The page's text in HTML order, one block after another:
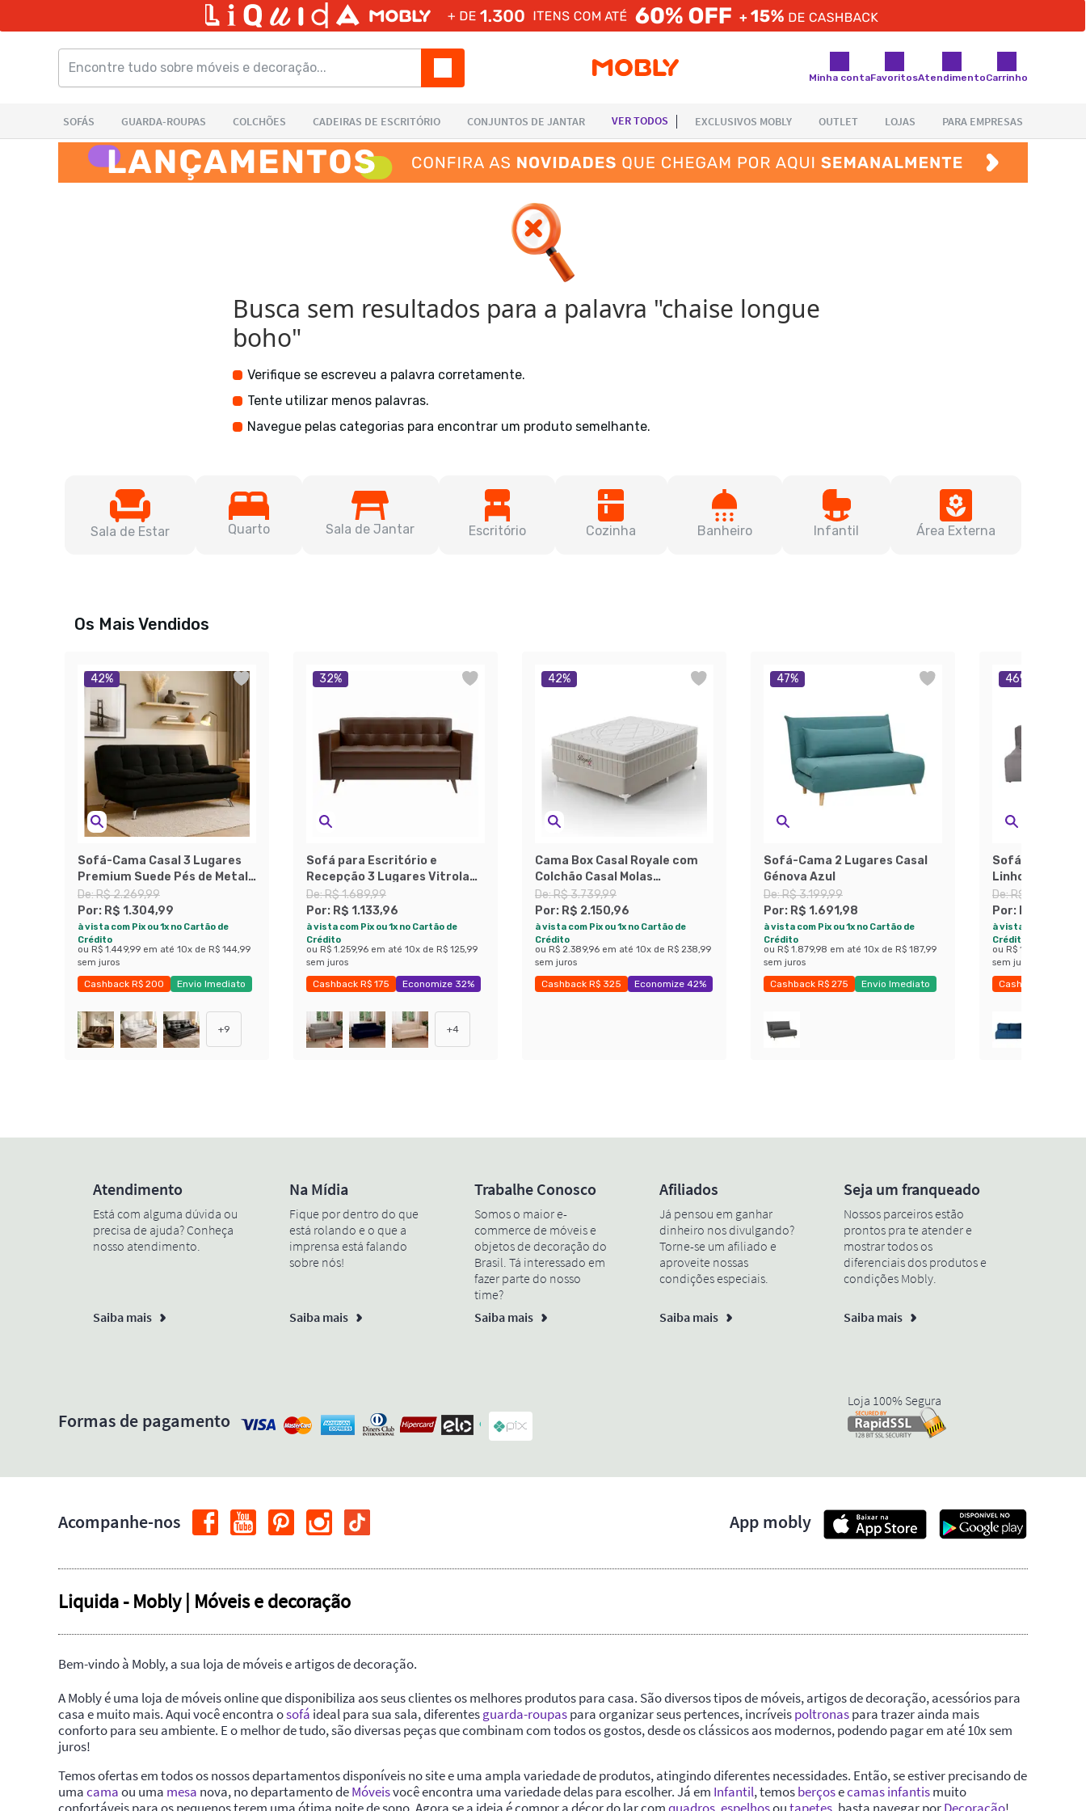
Minha contaFavoritosAtendimentoCarrinho
Busca sem resultados para a palavra "chaise longue
boho"
Verifique se escreveu a palavra corretamente.
Tente utilizar menos palavras.
Navegue pelas categorias para encontrar um produto semelhante.
Sala de Estar Quarto Sala de Jantar Escritório Cozinha Banheiro Infantil Área Externa
Os Mais Vendidos
42%
Sofá-Cama Casal 3 Lugares
Premium Suede Pés de Metal
Preto
De:R$ 2.269,99
Por: R$ 1.304,99
à vista com Pix ou 1x no Cartão de
Crédito
ou R$ 1.449,99 em até 10x de R$ 144,99
sem juros
Cashback R$ 200
Envio Imediato
+9
32%
Sofá para Escritório e
Recepção 3 Lugares Vitrola
Revestimento Sintético Café
De:R$ 1.689,99
Por: R$ 1.133,96
à vista com Pix ou 1x no Cartão de
Crédito
ou R$ 1.259,96 em até 10x de R$ 125,99
sem juros
Cashback R$ 175 Economize 32%
+4
42%
Cama Box Casal Royale com
Colchão Casal Molas
Ensacadas Bege e Branca
De:R$ 3.739,99
Por: R$ 2.150,96
à vista com Pix ou 1x no Cartão de
Crédito
ou R$ 2.389,96 em até 10x de R$ 238,99
sem juros
Cashback R$ 325 Economize 42%
47%
Sofá-Cama 2 Lugares Casal
Génova Azul
De:R$ 3.199,99
Por: R$ 1.691,98
à vista com Pix ou 1x no Cartão de
Crédito
ou R$ 1.879,98 em até 10x de R$ 187,99
sem juros
Cashback R$ 275
Envio Imediato
46%
Sofá 3 Lugares
Linho Grafite
De:R$ 3.319,99
Por:
à vista com Pix ou
Crédito
ou R$ 1.974,99
sem juros
Cashback R$ 275